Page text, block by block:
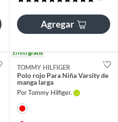
Agregar
Envíogratis
TOMMY HILFIGER
Polo rojo Para Niña Varsity de
manga larga
Por Tommy Hilfiger.